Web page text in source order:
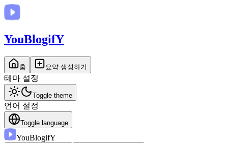
YouBlogifY
홈 요약 생성하기
테마 설정
Toggle theme
언어 설정
Toggle language
YouBlogifY